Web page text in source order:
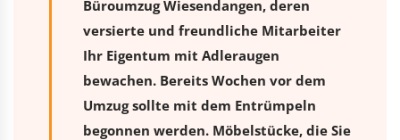
Büroumzug Wiesendangen, deren
versierte und freundliche Mitarbeiter
Ihr Eigentum mit Adleraugen
bewachen. Bereits Wochen vor dem
Umzug sollte mit dem Entrümpeln
begonnen werden. Möbelstücke, die Sie